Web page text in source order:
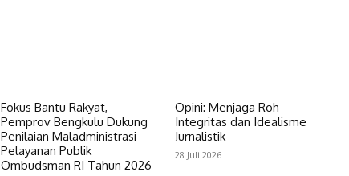
Fokus Bantu Rakyat,
Pemprov Bengkulu Dukung
Penilaian Maladministrasi
Pelayanan Publik
Ombudsman RI Tahun 2026
‎​Opini: Menjaga Roh
Integritas dan Idealisme
Jurnalistik
28 Juli 2026